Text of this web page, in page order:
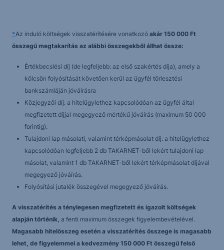
*Az induló költségek visszatérítésére vonatkozó akár 150 000 Ft
összegű megtakarítás az alábbi összegekből állhat össze:
Értékbecslési díj (de legfeljebb: az első szakértés díja), amely a
kölcsön folyósítását követően kerül az ügyfél törlesztési
bankszámláján jóváírásra
Közjegyzői díj: a hitelügylethez kapcsolódóan az ügyfél által
megfizetett díjjal megegyező mértékű jóváírás (maximum 50 000
forintig).
Tulajdoni lap másolati, valamint térképmásolat díj: a hitelügylethez
kapcsolódóan legfeljebb 2 db TAKARNET-ből lekért tulajdoni lap
másolat, valamint 1 db TAKARNET-ből lekért térképmásolat díjával
megegyező jóváírás.
Folyósítási jutalék összegével megegyező jóváírás.
A visszatérítés a ténylegesen megfizetett és igazolt költségek
alapján történik, a fenti maximum összegek figyelembevételével.
Magasabb hitelösszeg esetén a visszatérítés összege is magasabb
lehet, de figyelemmel a kedvezmény 150 000 Ft összegű felső